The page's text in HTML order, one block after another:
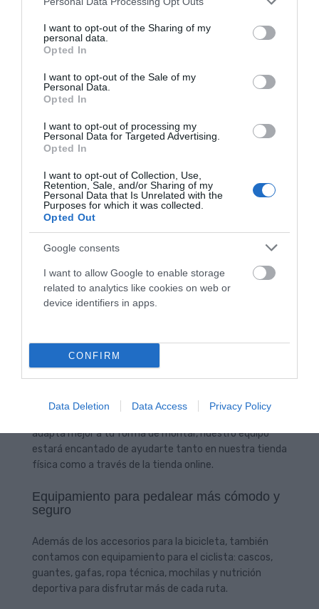
not limited to your visit or usage behaviour. You may click to
grant or deny consent to Google and its third-party tags to
use your data for below specified purposes in below Google
consent section.
I want to opt-out of the Sharing of my
personal data.
Opted In
I want to opt-out of the Sale of my
Personal Data.
Opted In
I want to opt-out of processing my
Personal Data for Targeted Advertising.
Opted In
I want to opt-out of Collection, Use,
Retention, Sale, and/or Sharing of my
Personal Data that Is Unrelated with the
Purposes for which it was collected.
Opted Out
Google consents
I want to allow Google to enable storage
related to analytics like cookies on web or
device identifiers in apps.
CONFIRM
Data Deletion Data Access Privacy Policy
tener controladas antes de cada
temporada.
Ver recambios
Equipación para toda la familia y para
cualquier modalidad
La bicicleta también se disfruta más con una buena
selección de ropa de ciclismo para
hombre, mujer y
niños, con prendas específicas para carretera, MTB,
gravel y bicicletas eléctricas.
primeras marcas
una gran selección de prendas enoferta durante
todo el año. Maillots, culottes, chaquetas, guantes,
adapta mejor a tu forma de montar, nuestro equipo
estará encantado de ayudarte tanto en nuestra tienda
física como a través de la tienda online.
Equipamiento para pedalear más cómodo y
seguro
Además de los accesorios para la bicicleta, también
contamos con equipamiento para el ciclista: cascos,
guantes, gafas, ropa técnica, mochilas y nutrición
deportiva para disfrutar más de cada ruta.